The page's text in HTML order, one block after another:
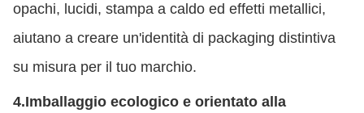
opachi, lucidi, stampa a caldo ed effetti metallici,
aiutano a creare un'identità di packaging distintiva
su misura per il tuo marchio.
4.Imballaggio ecologico e orientato alla